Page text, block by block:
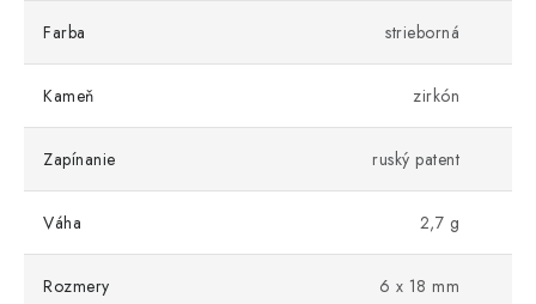
Farba strieborná
Kameň zirkón
Zapínanie ruský patent
Váha 2,7 g
Rozmery 6 x 18 mm